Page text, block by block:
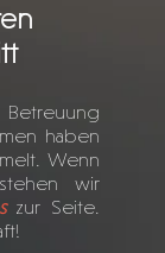
haben
Wenn
wir
zur Seite.